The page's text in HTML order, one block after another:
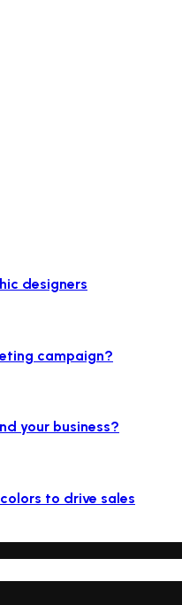
designers
campaign?
your business?
to drive sales